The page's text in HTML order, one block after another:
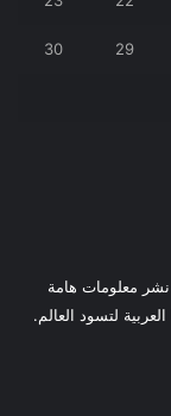
29
30
معلومات هامة
لتسود العالم.